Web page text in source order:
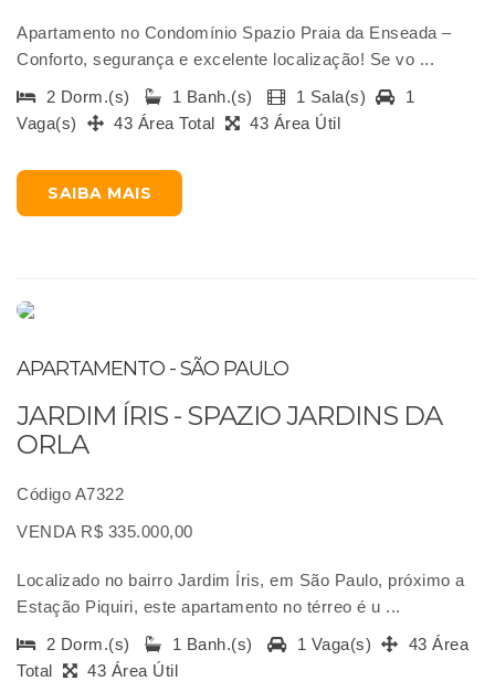
Apartamento no Condomínio Spazio Praia da Enseada –
Conforto, segurança e excelente localização! Se vo ...
2 Dorm.(s)
1 Banh.(s) 1 Sala(s)
1
Vaga(s)
43 Área Total 43 Área Útil
SAIBA MAIS
APARTAMENTO - SÃO PAULO
JARDIM ÍRIS - SPAZIO JARDINS DA
ORLA
Código A7322
VENDA R$ 335.000,00
Localizado no bairro Jardim Íris, em São Paulo, próximo a
Estação Piquiri, este apartamento no térreo é u ...
2 Dorm.(s)
1 Banh.(s) 1 Vaga(s)
43 Área
Total
43 Área Útil